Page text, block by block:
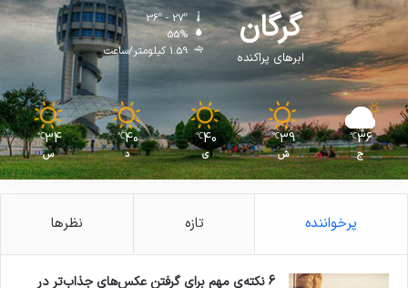
گرگان
ابرهای پراکنده
36º - 27º
55%
1.59 کیلومتر/ساعت
36
℃
ج
39
℃
ش
40
℃
ی
40
℃
د
34
℃
س
پرخواننده تازه نظرها
6 نکته‌ی مهم برای گرفتن عکس‌های جذاب‌تر در